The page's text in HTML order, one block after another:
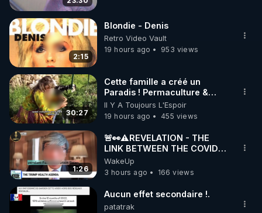
code : REGENERE10
▶ 30 jours gratuit sur l’application de méditation et
de bien-être ENVOL :
Rendez-vous sur https://www.envol.app/code
le code : REGENERE
2:15
Blondie - Denis
Retro Video Vault
19 hours ago
953 views
30:27
Cette famille a créé un
Paradis ! Permaculture &
Autonomie
Il Y A Toujours L'Espoir
19 hours ago
455 views
1:26
🚨👀⚠️REVELATION - THE
LINK BETWEEN THE COVID
VACCINE AND CANCER -LIEN
VACCIN COVID ET CANCER
WakeUp
3 hours ago
166 views
Aucun effet secondaire !.
patatrak